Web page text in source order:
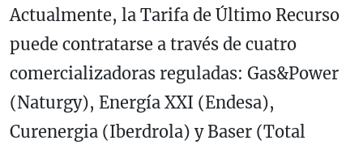
Actualmente, la Tarifa de Último Recurso
puede contratarse a través de cuatro
comercializadoras reguladas: Gas&Power
(Naturgy), Energía XXI (Endesa),
Curenergia (Iberdrola) y Baser (Total